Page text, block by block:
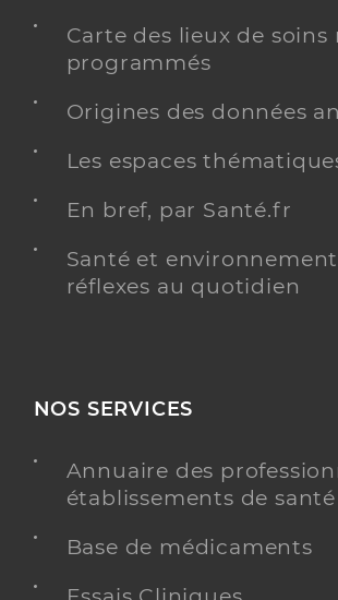
Carte des lieux de soins
programmés
Origines des données
Les espaces
En bref, par Santé.fr
Santé et
réflexes au quotidien
NOS SERVICES
Annuaire des
établissements de santé
Base de médicaments